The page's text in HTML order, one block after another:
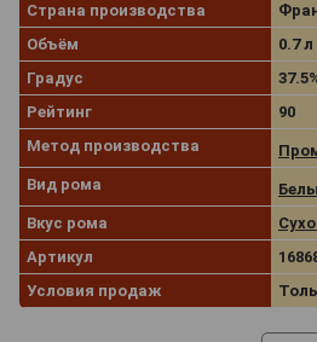
Страна производства
Объём
0.7 л
Градус
Рейтинг
90
Метод производства
Вид рома
Вкус рома
Артикул
Условия продаж